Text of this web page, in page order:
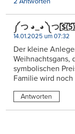
༼ つ ◕_◕ ༽つ
14.01.2025 um 07:32
Der kleine
Weihnachtsgans,
symbolischen
Familie wird
Antworten